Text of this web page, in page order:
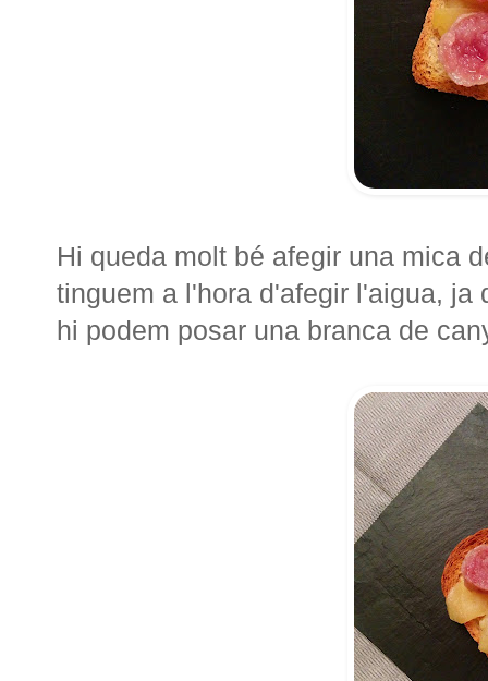
Hi queda molt bé afegir una mica
tinguem a l'hora d'afegir l'aigua, ja
hi podem posar una branca de